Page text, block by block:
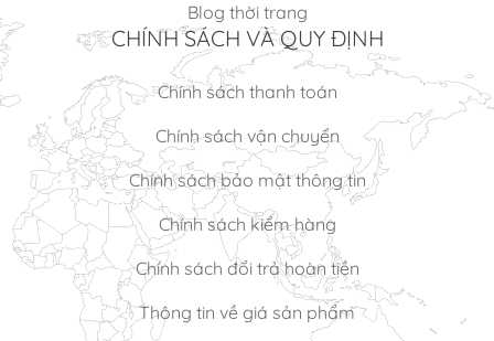
Blog thời trang
CHÍNH SÁCH VÀ QUY ĐỊNH
Chính sách thanh toán
Chính sách vận chuyển
Chính sách bảo mật thông tin
Chính sách kiểm hàng
Chính sách đổi trả hoàn tiền
Thông tin về giá sản phẩm